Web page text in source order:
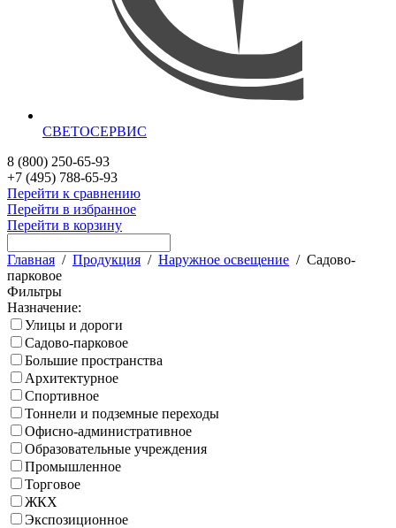
СВЕТОСЕРВИС
8 (800) 250-65-93
+7 (495) 788-65-93
Перейти к сравнению
Перейти в избранное
Перейти в корзину
Главная / Продукция / Наружное освещение / Садово-
парковое
Фильтры
Назначение:
Улицы и дороги
Садово-парковое
Большие пространства
Архитектурное
Спортивное
Тоннели и подземные переходы
Офисно-административное
Образовательные учреждения
Промышленное
Торговое
ЖКХ
Экспозиционное